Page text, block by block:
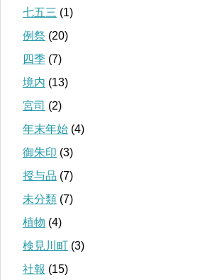
七五三 (1)
例祭 (20)
四季 (7)
境内 (13)
宮司 (2)
年末年始 (4)
御朱印 (3)
授与品 (7)
未分類 (7)
植物 (4)
検見川町 (3)
社報 (15)